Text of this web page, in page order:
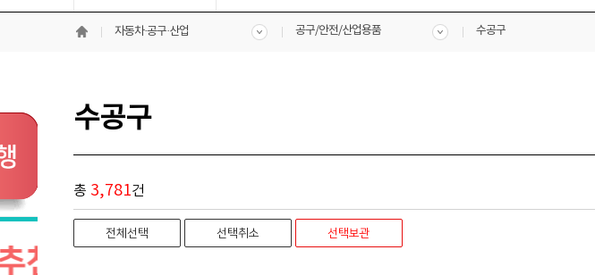
자동차·공구·산업 공구/안전/산업용품 수공구
수공구
총 3,781건